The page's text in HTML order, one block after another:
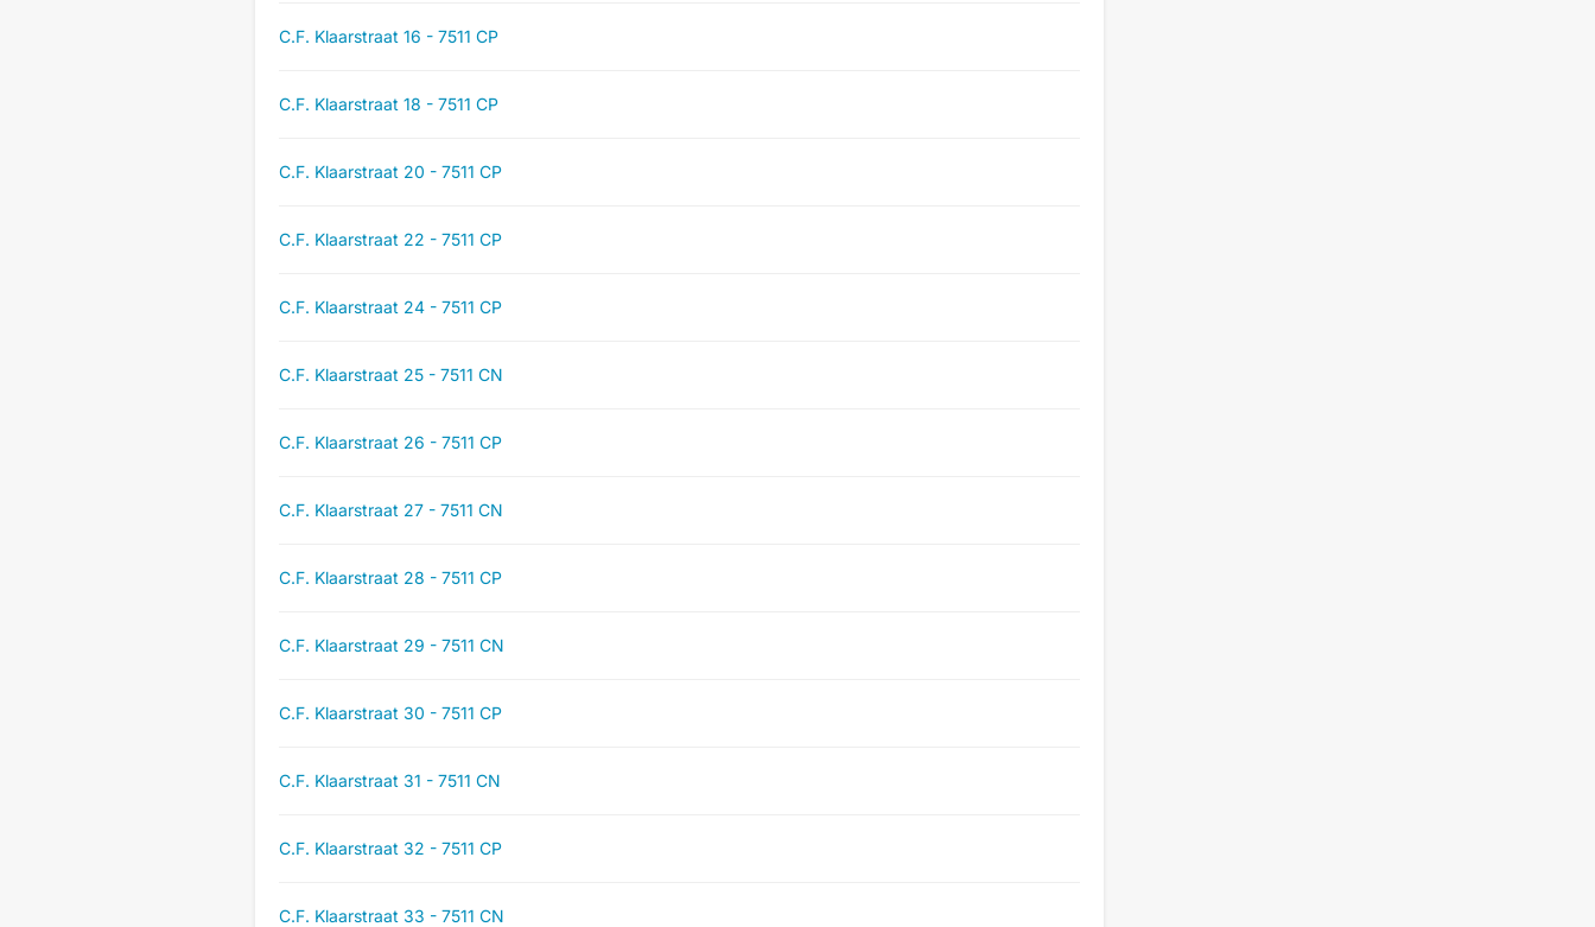
C.F. Klaarstraat 16 - 7511 CP
C.F. Klaarstraat 18 - 7511 CP
C.F. Klaarstraat 20 - 7511 CP
C.F. Klaarstraat 22 - 7511 CP
C.F. Klaarstraat 24 - 7511 CP
C.F. Klaarstraat 25 - 7511 CN
C.F. Klaarstraat 26 - 7511 CP
C.F. Klaarstraat 27 - 7511 CN
C.F. Klaarstraat 28 - 7511 CP
C.F. Klaarstraat 29 - 7511 CN
C.F. Klaarstraat 30 - 7511 CP
C.F. Klaarstraat 31 - 7511 CN
C.F. Klaarstraat 32 - 7511 CP
C.F. Klaarstraat 33 - 7511 CN